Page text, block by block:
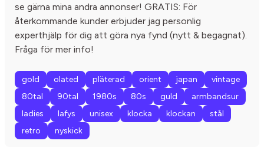
se gärna mina andra annonser! GRATIS: För
återkommande kunder erbjuder jag personlig
experthjälp för dig att göra nya fynd (nytt & begagnat).
Fråga för mer info!
gold olated pläterad orient japan
vintage
80tal
90tal 1980s 80s guld
armbandsur
ladies
lafys unisex klocka klockan
stål
retro
nyskick